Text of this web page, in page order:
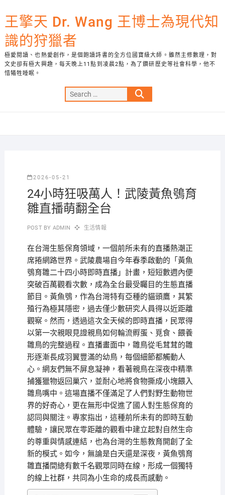
to
content
王擎天 Dr. Wang 王博士為現代知
識的狩獵者
極愛閱讀、也熱愛創作，是個飽讀詩書的全方位國寶級大師。雖然主修數理，對
文史卻有極大興趣，每天晚上11點到凌晨2點，為了鑽研歷史等社會科學，他不
惜犧牲睡眠。
Search
…
2026-05-21
24小時狂吸萬人！武陵黃魚鴞育
雛直播萌翻全台
POST BY ADMIN 生活情報
在台灣生態保育領域，一個前所未有的直播熱潮正
席捲網路世界。武陵農場自今年春季啟動的「黃魚
鴞育雛二十四小時即時直播」計畫，短短數週內便
突破百萬觀看次數，成為全台最受矚目的生態直播
節目。黃魚鴞，作為台灣特有亞種的貓頭鷹，其繁
殖行為極其隱密，過去僅少數研究人員得以近距離
觀察。然而，透過這次全天候的即時直播，民眾得
以第一次親眼見證親鳥如何輪流孵蛋、覓食、餵養
雛鳥的完整過程。直播畫面中，雛鳥從毛茸茸的雛
形逐漸長成羽翼豐滿的幼鳥，每個細節都觸動人
心。網友們無不屏息凝神，看著親鳥在深夜中精準
捕獲獵物返回巢穴，並耐心地將食物撕成小塊餵入
雛鳥嘴中。這場直播不僅滿足了人們對野生動物世
界的好奇心，更在無形中促進了國人對生態保育的
認同與關注。專家指出，這種前所未有的即時互動
體驗，讓民眾在零距離的觀看中建立起對自然生命
的尊重與情感連結，也為台灣的生態教育開創了全
新的模式。如今，無論是白天還是深夜，黃魚鴞育
雛直播間總有數千名觀眾同時在線，形成一個獨特
的線上社群，共同為小生命的成長而感動。